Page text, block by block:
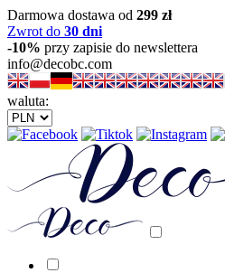
Darmowa dostawa od 299 zł
Zwrot do 30 dni
-10% przy zapisie do newslettera
info@decobc.com
waluta: